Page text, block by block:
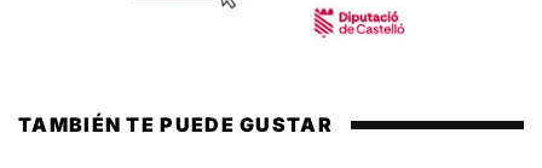
TAMBIÉN TE PUEDE GUSTAR